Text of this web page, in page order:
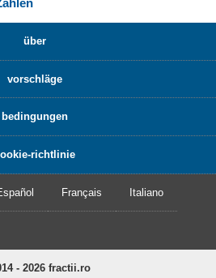
über
vorschläge
bedingungen
richtlinie
Français Italiano
- 2026 fractii.ro